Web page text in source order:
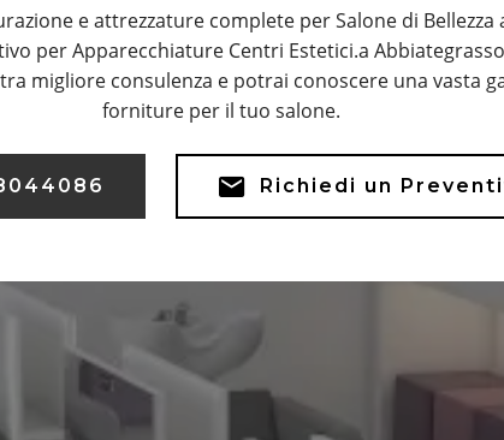
e attrezzature complete per Salone di Bellezza
per Apparecchiature Centri Estetici.a
migliore consulenza e potrai conoscere una vasta
forniture per il tuo salone.
Richiedi un